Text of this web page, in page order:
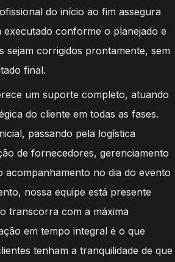
do início ao fim assegura
executado conforme o planejado e
sejam corrigidos prontamente, sem
final.
um suporte completo, atuando
do cliente em todas as fases.
passando pela logística
de fornecedores, gerenciamento
acompanhamento no dia do evento
nossa equipe está presente
transcorra com a máxima
em tempo integral é o que
tenham a tranquilidade de que